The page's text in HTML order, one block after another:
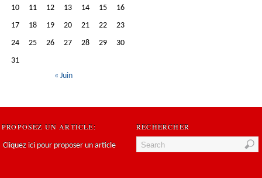
10
11 12 13 14 15
16
17
18 19 20 21 22
23
24
25 26 27 28 29
30
31
« Juin
PROPOSEZ UN ARTICLE:
Cliquez ici pour proposer un article
RECHERCHER